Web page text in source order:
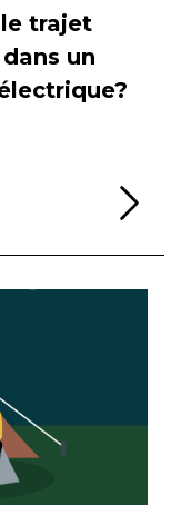
trajet
un